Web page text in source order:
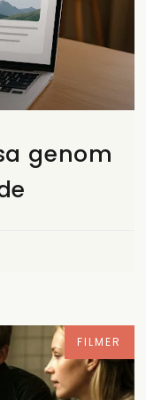
genom
FILMER